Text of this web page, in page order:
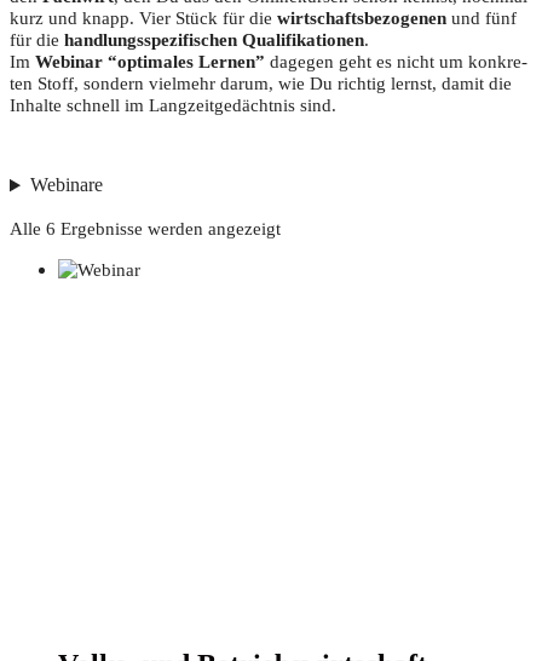
kurz und knapp. Vier Stück für die wirt­schafts­be­zo­ge­nen und fünf
für die hand­lungs­spe­zi­fi­schen Qua­li­fi­ka­tio­nen.
Im Web­i­nar “opti­ma­les Ler­nen” dage­gen geht es nicht um kon­kre­
ten Stoff, son­dern viel­mehr dar­um, wie Du rich­tig lernst, damit die
Inhal­te schnell im Lang­zeit­ge­dächt­nis sind.
Webinare
Alle 6 Ergebnisse werden angezeigt